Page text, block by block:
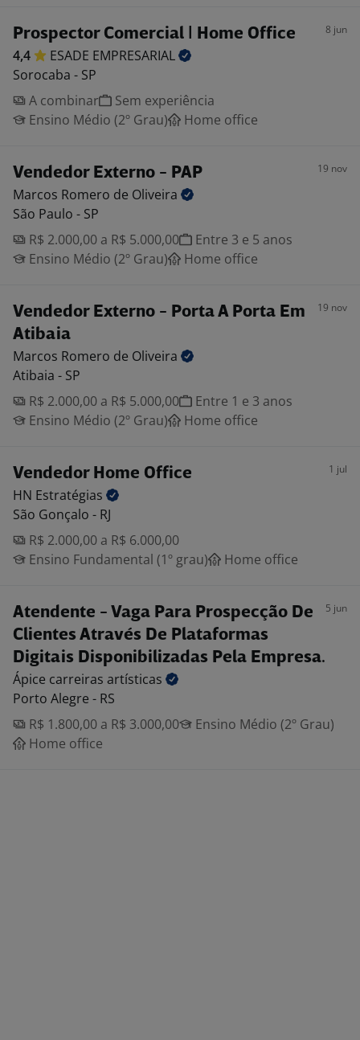
Prospector Comercial | Home Office 8 jun
4,4 ESADE EMPRESARIAL
Sorocaba - SP
A combinar
Sem experiência
Ensino Médio (2º Grau)
Home office
Vendedor Externo - PAP 19 nov
Marcos Romero de Oliveira
São Paulo - SP
R$ 2.000,00 a R$ 5.000,00
Entre 3 e 5 anos
Ensino Médio (2º Grau)
Home office
Vendedor Externo - Porta A Porta Em
Atibaia
19 nov
Marcos Romero de Oliveira
Atibaia - SP
R$ 2.000,00 a R$ 5.000,00
Entre 1 e 3 anos
Ensino Médio (2º Grau)
Home office
Vendedor Home Office 1 jul
HN Estratégias
São Gonçalo - RJ
R$ 2.000,00 a R$ 6.000,00
Ensino Fundamental (1º grau)
Home office
Atendente - Vaga Para Prospecção De
Clientes Através De Plataformas
Digitais Disponibilizadas Pela Empresa.
5 jun
Ápice carreiras artísticas
Porto Alegre - RS
R$ 1.800,00 a R$ 3.000,00
Ensino Médio (2º Grau)
Home office